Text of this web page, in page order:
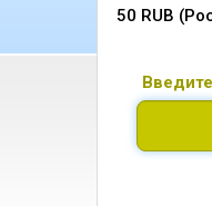
50 RUB